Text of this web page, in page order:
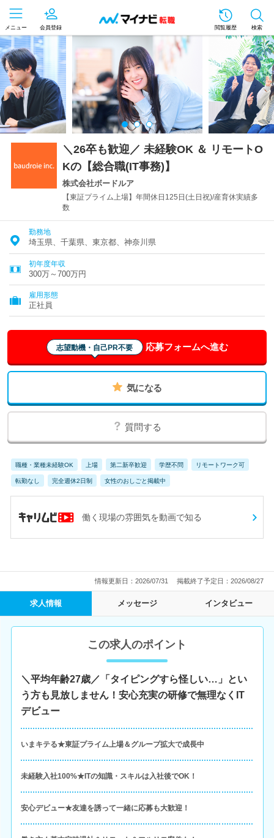
メニュー 会員登録 閲覧履歴 検索
＼26卒も歓迎／ 未経験OK ＆ リモートO
Kの【総合職(IT事務)】
株式会社ボードルア
【東証プライム上場】年間休日125日(土日祝)/産育休実績多
数
勤務地
埼玉県、千葉県、東京都、神奈川県
初年度年収
300万～700万円
雇用形態
正社員
志望動機・自己PR不要 応募フォームへ進む
気になる
質問する
職種・業種未経験OK 上場 第二新卒歓迎 学歴不問 リモートワーク可
転勤なし 完全週休2日制 女性のおしごと掲載中
働く現場の雰囲気を動画で知る
情報更新日：2026/07/31 掲載終了予定日：2026/08/27
求人情報 メッセージ インタビュー
この求人のポイント
＼平均年齢27歳／「タイピングすら怪しい…」とい
う方も見放しません！安心充実の研修で無理なくIT
デビュー
いまキテる★東証プライム上場＆グループ拡大で成長中
未経験入社100%★ITの知識・スキルは入社後でOK！
安心デビュー★友達を誘って一緒に応募も大歓迎！